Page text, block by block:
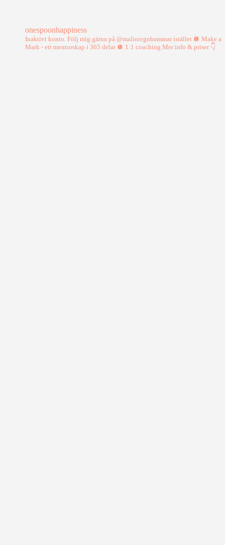
onespoonhappiness
Inaktivt konto. Följ mig gärna på @malintegnhammar istället 🪩 Make a
Mark - ett mentorskap i 365 delar🪩 1:1 coaching Mer info & priser 👇